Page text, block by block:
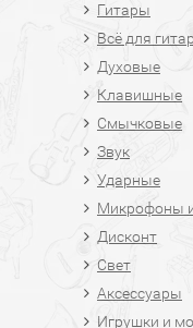
Гитары
Всё для
Духовые
Клавишные
Смычковые
Звук
Ударные
Микрофоны
Дисконт
Свет
Аксессуары
Игрушки и